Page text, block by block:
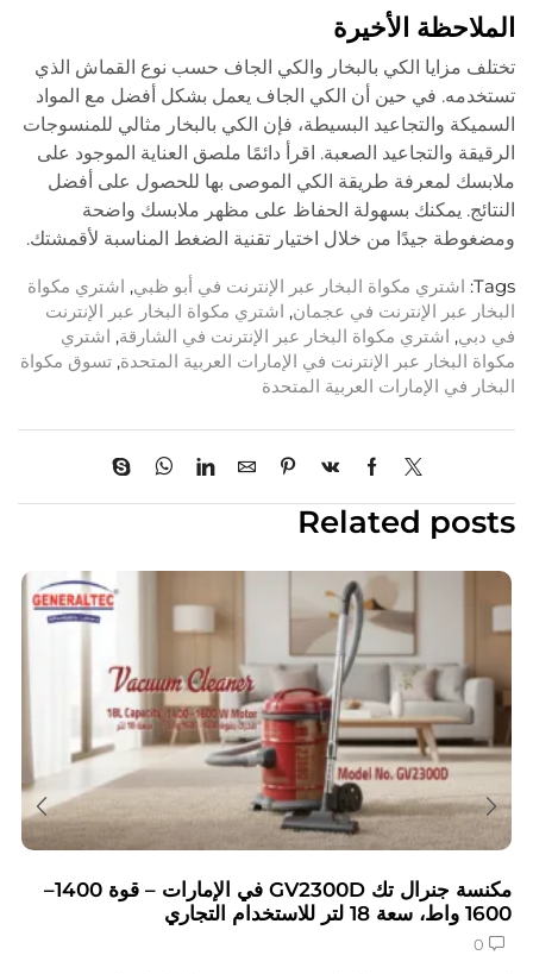
الملاحظة الأخيرة
تختلف مزايا الكي بالبخار والكي الجاف حسب نوع القماش الذي
تستخدمه. في حين أن الكي الجاف يعمل بشكل أفضل مع المواد
السميكة والتجاعيد البسيطة، فإن الكي بالبخار مثالي للمنسوجات
الرقيقة والتجاعيد الصعبة. اقرأ دائمًا ملصق العناية الموجود على
ملابسك لمعرفة طريقة الكي الموصى بها للحصول على أفضل
النتائج. يمكنك بسهولة الحفاظ على مظهر ملابسك واضحة
ومضغوطة جيدًا من خلال اختيار تقنية الضغط المناسبة لأقمشتك.
Tags: اشتري مكواة البخار عبر الإنترنت في أبو ظبي, اشتري مكواة
البخار عبر الإنترنت في عجمان, اشتري مكواة البخار عبر الإنترنت
في دبي, اشتري مكواة البخار عبر الإنترنت في الشارقة, اشتري
مكواة البخار عبر الإنترنت في الإمارات العربية المتحدة, تسوق مكواة
البخار في الإمارات العربية المتحدة
Related posts
مكنسة جنرال تك GV2300D في الإمارات – قوة 1400–
1600 واط، سعة 18 لتر للاستخدام التجاري
0